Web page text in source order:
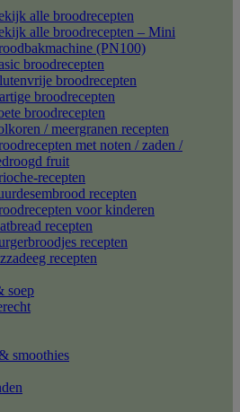
alle broodrecepten
alle broodrecepten – Mini
(PN100)
broodrecepten
broodrecepten
broodrecepten
broodrecepten
/ meergranen recepten
met noten / zaden /
fruit
recepten
recepten
voor kinderen
recepten
recepten
recepten
soep
smoothies